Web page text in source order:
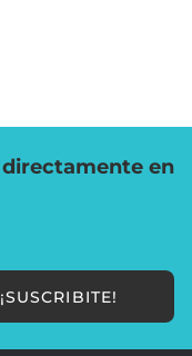
directamente en
¡SUSCRIBITE!